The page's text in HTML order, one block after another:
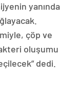
yanında
çöp ve
oluşumu
dedi.